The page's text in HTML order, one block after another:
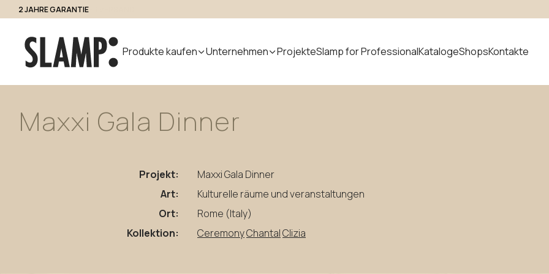
2 JAHRE GARANTIE
Produkte kaufen
Alle Produkte
Step Light
Pollerleuchte
Wandleuchte
Modular
System
Unternehmen
Uebers uns
ProjekteSlamp for ProfessionalKatalogeShopsKontakte
Zugang für Fachleute
Produkt suchen
Maxxi Gala Dinner
Projekt:
Maxxi Gala Dinner
Art:
Kulturelle räume und veranstaltungen
Ort:
Rome (Italy)
Kollektion:
CeremonyChantalClizia